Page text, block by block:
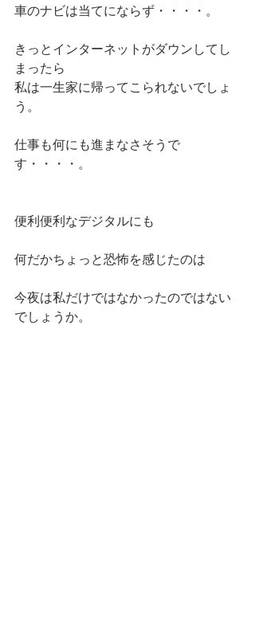
車のナビは当てにならず・・・・。
きっとインターネットがダウンしてし
まったら
私は一生家に帰ってこられないでしょ
う。
仕事も何にも進まなさそうで
す・・・・。
便利便利なデジタルにも
何だかちょっと恐怖を感じたのは
今夜は私だけではなかったのではない
でしょうか。